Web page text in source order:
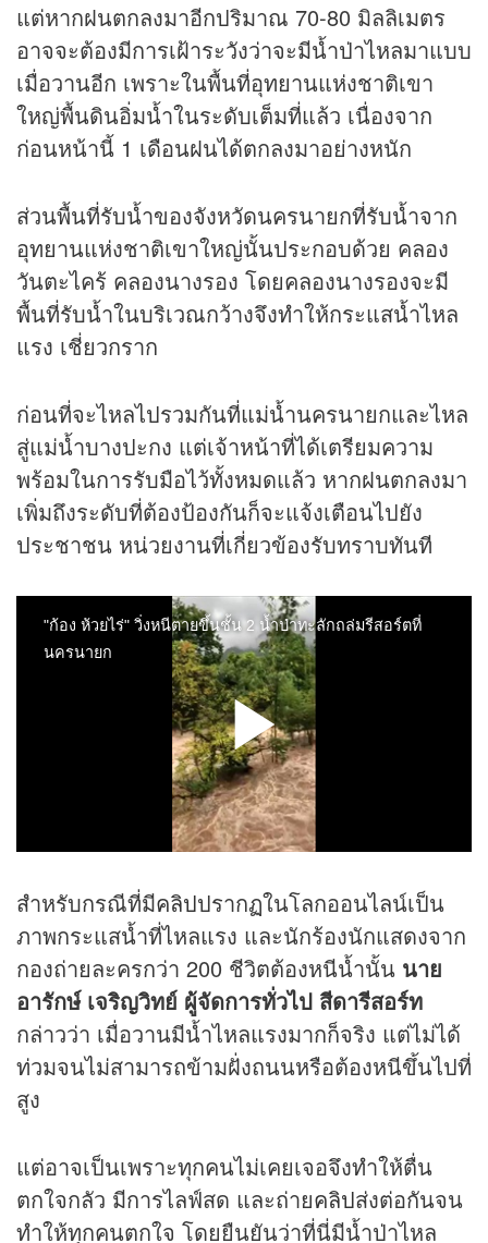
แต่หากฝนตกลงมาอีกปริมาณ 70-80 มิลลิเมตร
อาจจะต้องมีการเฝ้าระวังว่าจะมีน้ำป่าไหลมาแบบ
เมื่อวานอีก เพราะในพื้นที่อุทยานแห่งชาติเขา
ใหญ่พื้นดินอิ่มน้ำในระดับเต็มที่แล้ว เนื่องจาก
ก่อนหน้านี้ 1 เดือนฝนได้ตกลงมาอย่างหนัก
ส่วนพื้นที่รับน้ำของจังหวัดนครนายกที่รับน้ำจาก
อุทยานแห่งชาติเขาใหญ่นั้นประกอบด้วย คลอง
วันตะไคร้ คลองนางรอง โดยคลองนางรองจะมี
พื้นที่รับน้ำในบริเวณกว้างจึงทำให้กระแสน้ำไหล
แรง เชี่ยวกราก
ก่อนที่จะไหลไปรวมกันที่แม่น้ำนครนายกและไหล
สู่แม่น้ำบางปะกง แต่เจ้าหน้าที่ได้เตรียมความ
พร้อมในการรับมือไว้ทั้งหมดแล้ว หากฝนตกลงมา
เพิ่มถึงระดับที่ต้องป้องกันก็จะแจ้งเตือนไปยัง
ประชาชน หน่วยงานที่เกี่ยวข้องรับทราบทันที
สำหรับกรณีที่มีคลิปปรากฏในโลกออนไลน์เป็น
ภาพกระแสน้ำที่ไหลแรง และนักร้องนักแสดงจาก
กองถ่ายละครกว่า 200 ชีวิตต้องหนีน้ำนั้น นาย
อารักษ์ เจริญวิทย์ ผู้จัดการทั่วไป สีดารีสอร์ท
กล่าวว่า เมื่อวานมีน้ำไหลแรงมากก็จริง แต่ไม่ได้
ท่วมจนไม่สามารถข้ามฝั่งถนนหรือต้องหนีขึ้นไปที่
สูง
แต่อาจเป็นเพราะทุกคนไม่เคยเจอจึงทำให้ตื่น
ตกใจกลัว มีการไลฟ์สด และถ่ายคลิปส่งต่อกันจน
ทำให้ทุกคนตกใจ โดยยืนยันว่าที่นี่มีน้ำป่าไหล